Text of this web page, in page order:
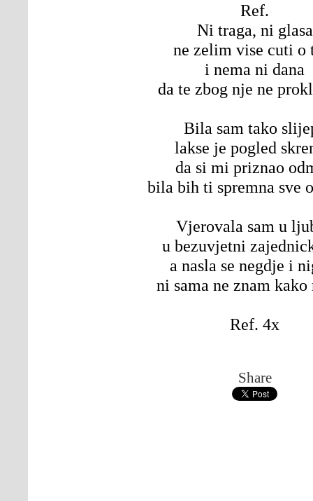
Ref.
Ni traga, ni glasa
ne zelim vise cuti o
i nema ni dana
da te zbog nje ne
Bila sam tako
lakse je pogled
da si mi priznao
bila bih ti spremna sve
Vjerovala sam u
u bezuvjetni
a nasla se negdje i
ni sama ne znam kako
Ref. 4x
Share